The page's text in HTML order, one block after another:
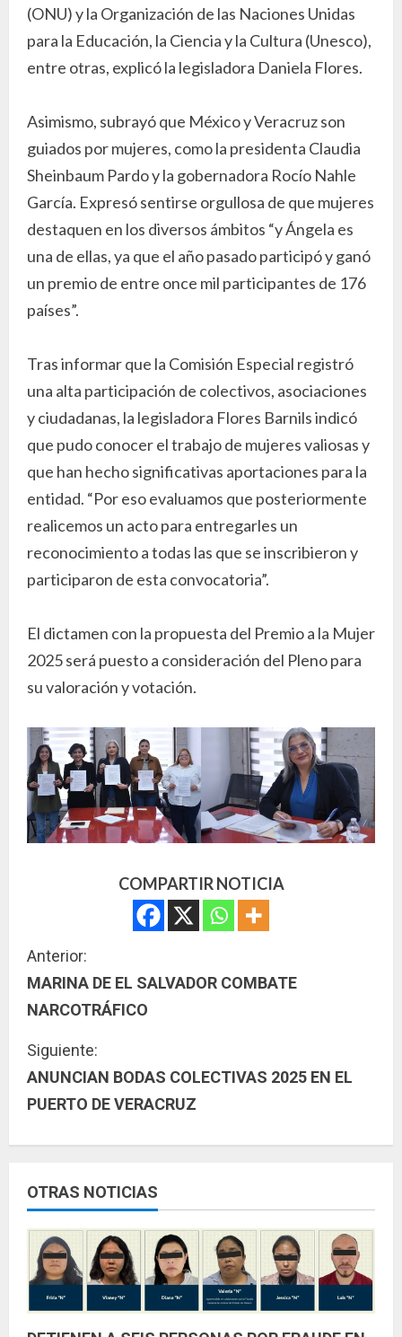
(ONU) y la Organización de las Naciones Unidas
para la Educación, la Ciencia y la Cultura (Unesco),
entre otras, explicó la legisladora Daniela Flores.
Asimismo, subrayó que México y Veracruz son
guiados por mujeres, como la presidenta Claudia
Sheinbaum Pardo y la gobernadora Rocío Nahle
García. Expresó sentirse orgullosa de que mujeres
destaquen en los diversos ámbitos “y Ángela es
una de ellas, ya que el año pasado participó y ganó
un premio de entre once mil participantes de 176
países”.
Tras informar que la Comisión Especial registró
una alta participación de colectivos, asociaciones
y ciudadanas, la legisladora Flores Barnils indicó
que pudo conocer el trabajo de mujeres valiosas y
que han hecho significativas aportaciones para la
entidad. “Por eso evaluamos que posteriormente
realicemos un acto para entregarles un
reconocimiento a todas las que se inscribieron y
participaron de esta convocatoria”.
El dictamen con la propuesta del Premio a la Mujer
2025 será puesto a consideración del Pleno para
su valoración y votación.
COMPARTIR NOTICIA
S
i
g
u
e
l
e
y
e
Anterior:
MARINA DE EL SALVADOR COMBATE
NARCOTRÁFICO
Siguiente:
ANUNCIAN BODAS COLECTIVAS 2025 EN EL
PUERTO DE VERACRUZ
OTRAS NOTICIAS